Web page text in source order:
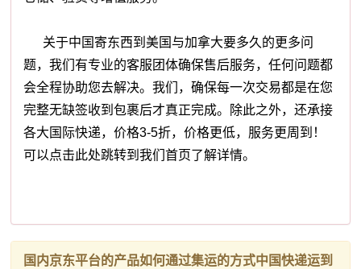
关于中国寄东西到美国与加拿大要多久的更多问
题，我们有专业的客服团体确保售后服务，任何问题都
会全程协助您去解决。我们，确保每一次交易都是在您
完整无缺签收到包裹后才真正完成。除此之外，还承接
各大国际快递，价格3-5折，价格更低，服务更周到！
可以点击此处跳转到我们首页了解详情。
国内京东平台的产品如何通过集运的方式中国快递运到